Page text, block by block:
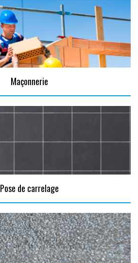
Maçonnerie
Pose de carrelage